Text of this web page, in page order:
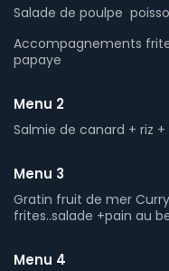
Salade de poulpe
Accompagnements
papaye
Menu 2
Salmie de canard + riz
Menu 3
Gratin fruit de mer
frites..salade +pain au
Menu 4